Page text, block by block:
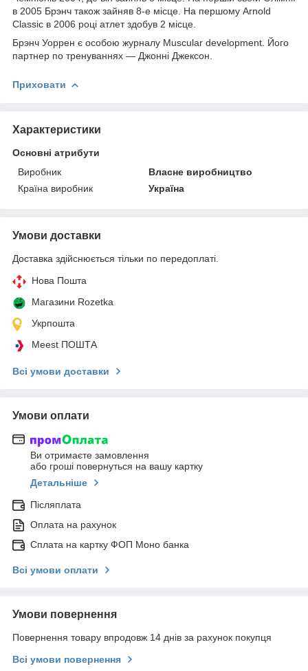
в 2005 Брэнч також зайняв 8-е місце. На першому Arnold
Classic в 2006 році атлет здобув 2 місце.
Брэнч Уоррен є особою журналу Muscular development. Його
партнер по тренуваннях — Джонні Джексон.
Приховати
Характеристики
Основні атрибути
Виробник
Власне виробництво
Країна виробник
Україна
Умови доставки
Доставка здійснюється тільки по передоплаті.
Нова Пошта
Магазини Rozetka
Укрпошта
Meest ПОШТА
Всі умови доставки
Умови оплати
Ви отримаєте замовлення
або гроші повернуться на вашу картку
Детальніше
Післяплата
Оплата на рахунок
Сплата на картку ФОП Моно банка
Всі умови оплати
Умови повернення
Повернення товару впродовж 14 днів за рахунок покупця
Всі умови повернення